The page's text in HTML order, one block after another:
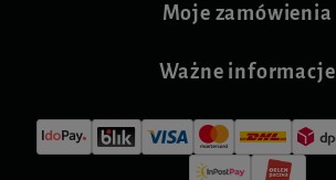
Moje zamówienia
Ważne informacje